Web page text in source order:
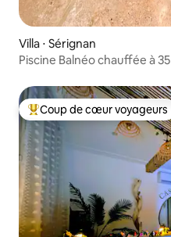
Villa ⋅ Sérignan
Piscine Balnéo chauffée à
Coups de cœur voyageurs
Coup de cœur voyageurs